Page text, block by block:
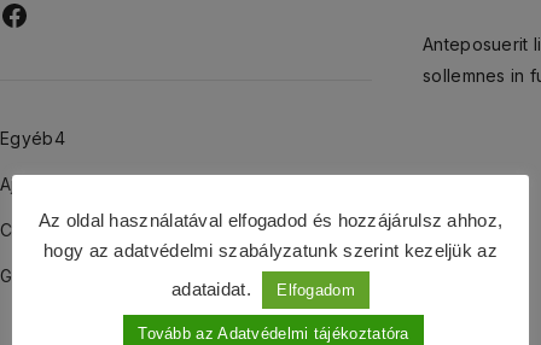
Anteposuerit
sollemnes in
Egyéb4
Ajándékcsomagok
Csipkebogyós termékek9
Gombás termékek
Gomba őrlemény14
Az oldal használatával elfogadod és hozzájárulsz ahhoz,
hogy az adatvédelmi szabályzatunk szerint kezeljük az
adataidat.
Elfogadom
Tovább az Adatvédelmi tájékoztatóra